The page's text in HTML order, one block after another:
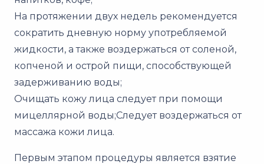
На протяжении двух недель рекомендуется
сократить дневную норму употребляемой
жидкости, а также воздержаться от соленой,
копченой и острой пищи, способствующей
задерживанию воды;
Очищать кожу лица следует при помощи
мицеллярной воды;Следует воздержаться от
массажа кожи лица.
Первым этапом процедуры является взятие